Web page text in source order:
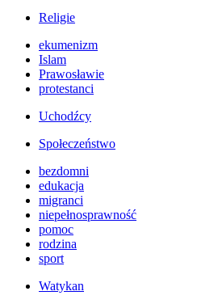
Religie
ekumenizm
Islam
Prawosławie
protestanci
Uchodźcy
Społeczeństwo
bezdomni
edukacja
migranci
niepełnosprawność
pomoc
rodzina
sport
Watykan